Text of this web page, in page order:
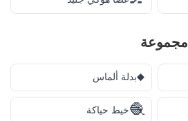
مجموعة
♦️بدلة ألماس
🧶خيط حياكة